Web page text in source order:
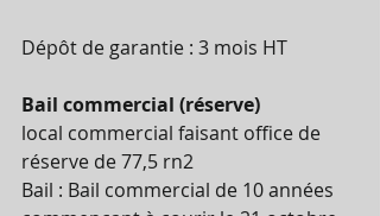
Dépôt de garantie : 3 mois HT
Bail commercial (réserve)
local commercial faisant office de
réserve de 77,5 rn2
Bail : Bail commercial de 10 années